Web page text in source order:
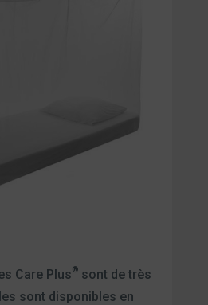
Care Plus®sont de très
sont disponibles en